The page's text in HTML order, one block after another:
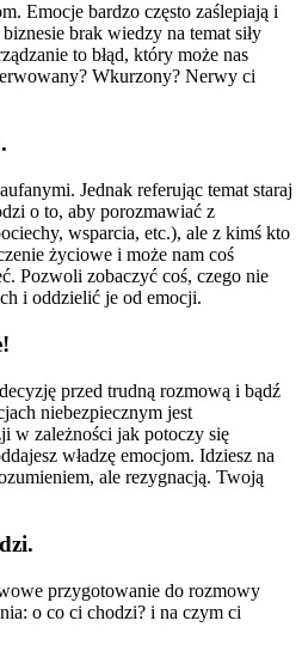
Emocje bardzo często zaślepiają i
brak wiedzy na temat siły
to błąd, który może nas
Wkurzony? Nerwy ci
Jednak referując temat staraj
o to, aby porozmawiać z
wsparcia, etc.), ale z kimś kto
życiowe i może nam coś
Pozwoli zobaczyć coś, czego nie
i oddzielić je od emocji.
przed trudną rozmową i bądź
niebezpiecznym jest
w zależności jak potoczy się
władzę emocjom. Idziesz na
ale rezygnacją. Twoją
przygotowanie do rozmowy
o co ci chodzi? i na czym ci